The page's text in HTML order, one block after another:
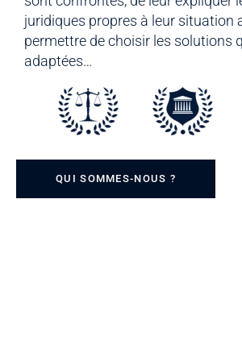
juridiques propres à leur situation
permettre de choisir les solutions
adaptées…
QUI SOMMES-NOUS ?